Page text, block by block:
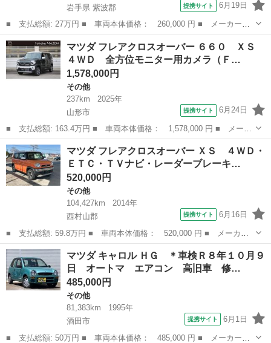
岩手県 紫波郡
提携サイト 6月19日
■ 支払総額: 27万円 ■ 車両本体価格： 260,000 円 ■ メーカー
名： マツダ ■ 車種名： フレアワゴン ■ グレード名： ＸＳ
４ＷＤ・ナビ・両パワスラ・キーレス ■ 排気量： 660cc ■ ドア枚
数： ...
岩手 紫波郡 その他
マツダ フレアクロスオーバー ６６０ ＸＳ
４ＷＤ 全方位モニター用カメラ（Ｆ…
1,578,000円
その他
237km
2025年
山形市
提携サイト 6月24日
■ 支払総額: 163.4万円 ■ 車両本体価格： 1,578,000 円 ■ メーカ
ー名： マツダ ■ 車種名： フレアクロスオーバー ■ グレード
名： ６６０ ＸＳ ４ＷＤ 全方位モニター用カメラ（Ｆ／サイド
左右／Ｂ）...
山形 山形市 その他
マツダ フレアクロスオーバー ＸＳ ４ＷＤ・
ＥＴＣ・ＴＶナビ・レーダーブレーキ…
520,000円
その他
104,427km
2014年
西村山郡
提携サイト 6月16日
■ 支払総額: 59.8万円 ■ 車両本体価格： 520,000 円 ■ メーカー
名： マツダ ■ 車種名： フレアクロスオーバー ■ グレード
名： ＸＳ ４ＷＤ・ＥＴＣ・ＴＶナビ・レーダーブレーキサポー
ト・アイドリングス...
山形 西村山郡 その他
マツダ キャロル ＨＧ ＊車検Ｒ８年１０月９
日 オートマ エアコン 高旧車 修…
485,000円
その他
81,383km
1995年
酒田市
提携サイト 6月1日
■ 支払総額: 50万円 ■ 車両本体価格： 485,000 円 ■ メーカー